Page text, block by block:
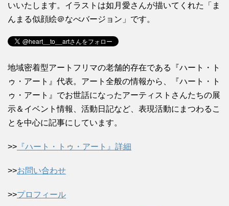
いいたします。イラストは如月愛さんが描いてくれた「ま
んまる似顔絵＠なべバージョン」です。
地域密着型アートフリマの老舗的存在である『ハート・ト
ゥ・アート』代表。アート全般の情報から、『ハート・ト
ゥ・アート』でお世話になったアーティストさんたちの展
示＆イベント情報、活動日記など、表現活動にまつわるこ
とを中心に記事にしています。
>> 『ハート・トゥ・アート』詳細
>>お問い合わせ
>>プロフィール